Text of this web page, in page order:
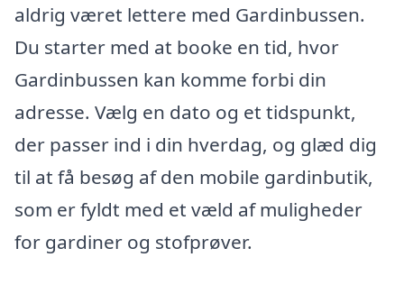
aldrig været lettere med Gardinbussen.
Du starter med at booke en tid, hvor
Gardinbussen kan komme forbi din
adresse. Vælg en dato og et tidspunkt,
der passer ind i din hverdag, og glæd dig
til at få besøg af den mobile gardinbutik,
som er fyldt med et væld af muligheder
for gardiner og stofprøver.